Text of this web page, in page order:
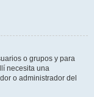
o grupos y para
necesita una
o administrador del